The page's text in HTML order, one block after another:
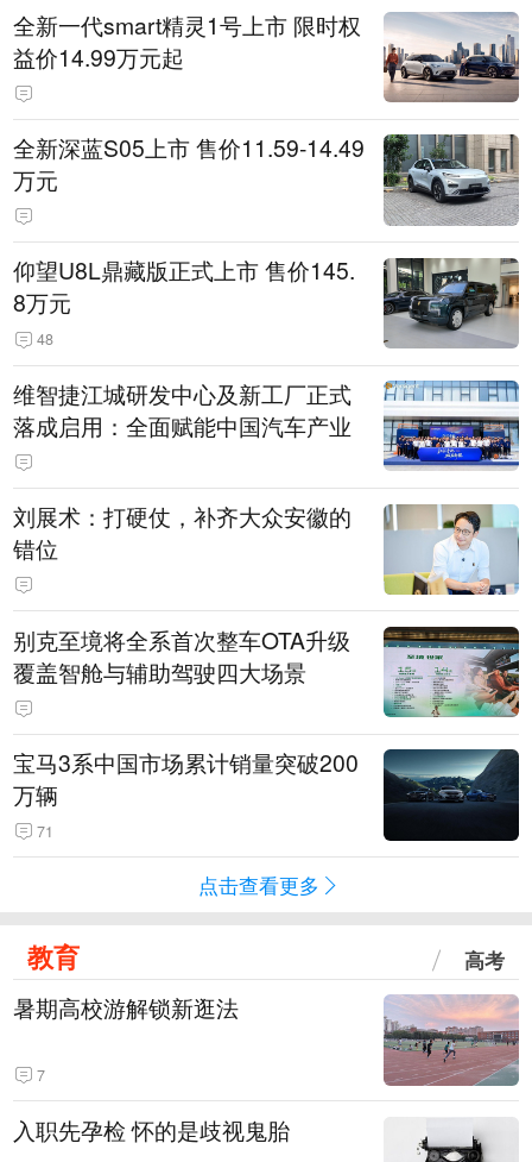
全新一代smart精灵1号上市 限时权
益价14.99万元起
全新深蓝S05上市 售价11.59-14.49
万元
仰望U8L鼎藏版正式上市 售价145.
8万元
48
维智捷江城研发中心及新工厂正式
落成启用：全面赋能中国汽车产业
刘展术：打硬仗，补齐大众安徽的
错位
别克至境将全系首次整车OTA升级
覆盖智舱与辅助驾驶四大场景
宝马3系中国市场累计销量突破200
万辆
71
点击查看更多
教育 高考
暑期高校游解锁新逛法
7
入职先孕检 怀的是歧视鬼胎